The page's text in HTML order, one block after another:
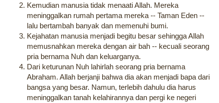
Kemudian manusia tidak menaati Allah. Mereka
meninggalkan rumah pertama mereka -- Taman Eden --
lalu bertambah banyak dan memenuhi bumi.
Kejahatan manusia menjadi begitu besar sehingga Allah
memusnahkan mereka dengan air bah -- kecuali seorang
pria bernama Nuh dan keluarganya.
Dari keturunan Nuh lahirlah seorang pria bernama
Abraham. Allah berjanji bahwa dia akan menjadi bapa dari
bangsa yang besar. Namun, terlebih dahulu dia harus
meninggalkan tanah kelahirannya dan pergi ke negeri